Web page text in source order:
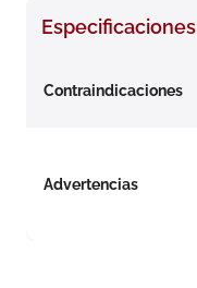
Especificaciones
Contraindicaciones
Advertencias